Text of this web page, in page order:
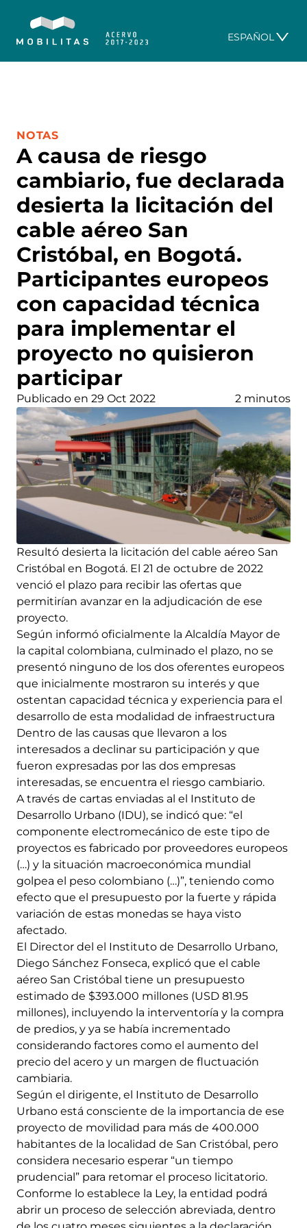
ESPAÑOL
A causa de riesgo
cambiario, fue declarada
desierta la licitación del
cable aéreo San
Cristóbal, en Bogotá.
Participantes europeos
con capacidad técnica
para implementar el
proyecto no quisieron
participar
CATEGORÍA:
NOTAS
Publicado en 29 Oct 2022 2 minutos
Resultó desierta la licitación del cable aéreo San
Cristóbal en Bogotá. El 21 de octubre de 2022
venció el plazo para recibir las ofertas que
permitirían avanzar en la adjudicación de ese
proyecto.
Según informó oficialmente la Alcaldía Mayor de
la capital colombiana, culminado el plazo, no se
presentó ninguno de los dos oferentes europeos
que inicialmente mostraron su interés y que
ostentan capacidad técnica y experiencia para el
desarrollo de esta modalidad de infraestructura
Dentro de las causas que llevaron a los
interesados a declinar su participación y que
fueron expresadas por las dos empresas
interesadas, se encuentra el riesgo cambiario.
A través de cartas enviadas al el Instituto de
Desarrollo Urbano (IDU), se indicó que: “el
componente electromecánico de este tipo de
proyectos es fabricado por proveedores europeos
(…) y la situación macroeconómica mundial
golpea el peso colombiano (…)”, teniendo como
efecto que el presupuesto por la fuerte y rápida
variación de estas monedas se haya visto
afectado.
El Director del el Instituto de Desarrollo Urbano,
Diego Sánchez Fonseca, explicó que el cable
aéreo San Cristóbal tiene un presupuesto
estimado de $393.000 millones (USD 81.95
millones), incluyendo la interventoría y la compra
de predios, y ya se había incrementado
considerando factores como el aumento del
precio del acero y un margen de fluctuación
cambiaria.
Según el dirigente, el Instituto de Desarrollo
Urbano está consciente de la importancia de ese
proyecto de movilidad para más de 400.000
habitantes de la localidad de San Cristóbal, pero
considera necesario esperar “un tiempo
prudencial” para retomar el proceso licitatorio.
Conforme lo establece la Ley, la entidad podrá
abrir un proceso de selección abreviada, dentro